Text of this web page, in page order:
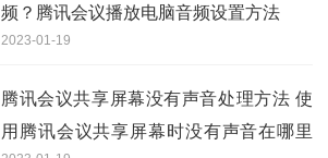
频？腾讯会议播放电脑音频设置方法
2023-01-19
腾讯会议共享屏幕没有声音处理方法 使
用腾讯会议共享屏幕时没有声音在哪里